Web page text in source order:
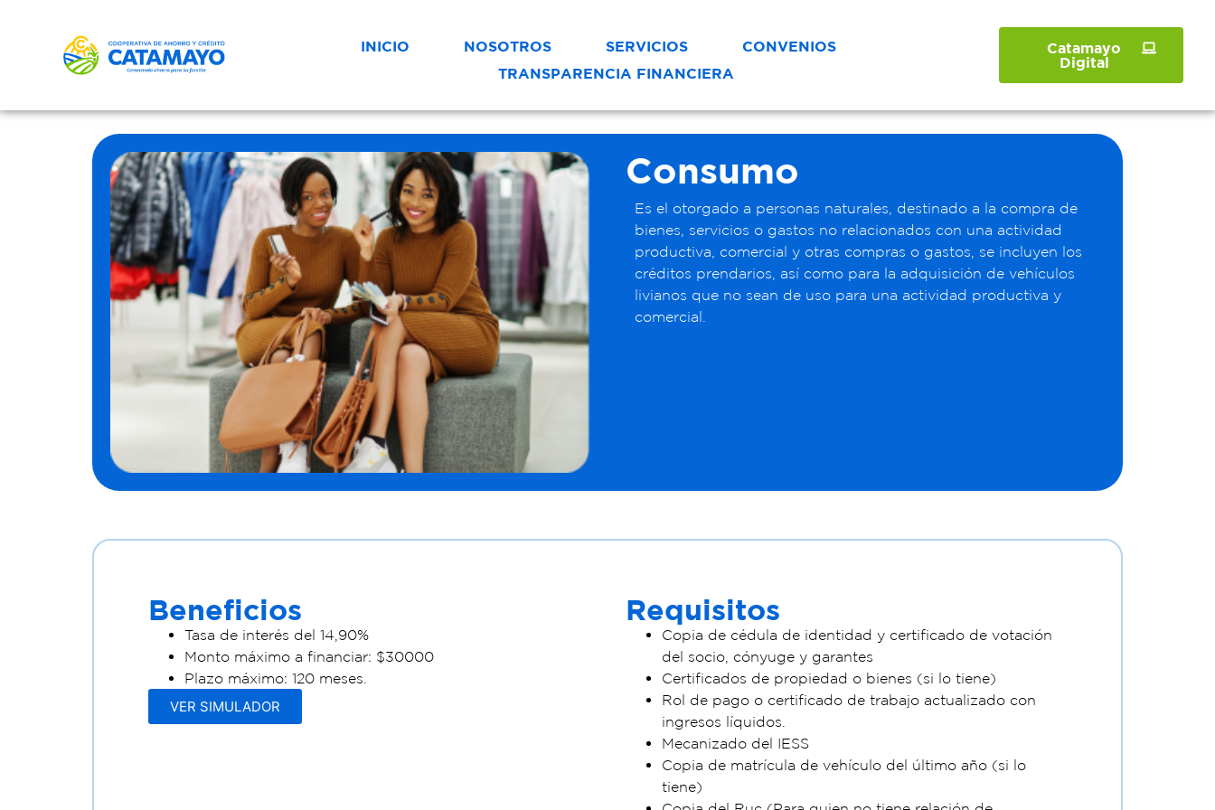
INICIO NOSOTROS SERVICIOS
CONVENIOS
TRANSPARENCIA FINANCIERA
Catamayo
Digital
Consumo
Es el otorgado a personas naturales, destinado a la compra de
bienes, servicios o gastos no relacionados con una actividad
productiva, comercial y otras compras o gastos, se incluyen los
créditos prendarios, así como para la adquisición de vehículos
livianos que no sean de uso para una actividad productiva y
comercial.
Beneficios
Tasa de interés del 14,90%
Monto máximo a financiar: $30000
Plazo máximo: 120 meses.
VER SIMULADOR
Requisitos
Copia de cédula de identidad y certificado de votación
del socio, cónyuge y garantes
Certificados de propiedad o bienes (si lo tiene)
Rol de pago o certificado de trabajo actualizado con
ingresos líquidos.
Mecanizado del IESS
Copia de matrícula de vehículo del último año (si lo
tiene)